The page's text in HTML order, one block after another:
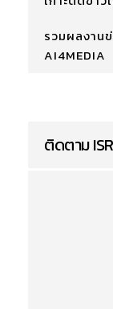
รวมผลงาน
AI4MEDIA
ติดตาม